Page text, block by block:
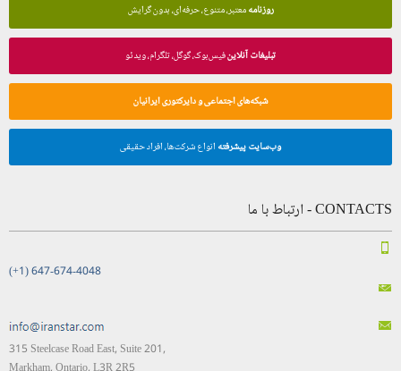
روزنامهمعتبر، متنوع، حرفه‌ای، بدون گرایش
تبلیغات آنلاینفیس‌بوک، گوگل، تلگرام، ویدئو
شبکه‌های اجتماعی و دایرکتوری ایرانیان
وب‌سایت پیشرفته انواع شرکت‌ها، افراد حقیقی
CONTACTS - ارتباط با ما
(+1) 647-674-4048
315 Steelcase Road East, Suite 201,